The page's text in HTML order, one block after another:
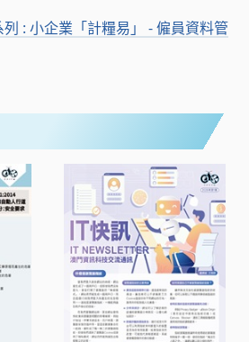
: 小企業「計糧易」 - 僱員資料管